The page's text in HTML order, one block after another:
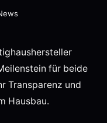
für beide
Transparenz und
Hausbau.